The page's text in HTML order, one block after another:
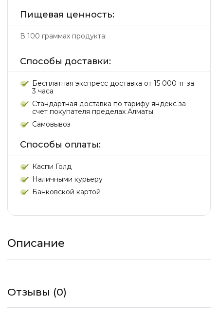
Пищевая ценность:
В 100 граммах продукта:
Способы доставки:
Бесплатная экспресс доставка от 15 000 тг за
3 часа
Стандартная доставка по тарифу яндекс за
счет покупателя пределах Алматы
Самовывоз
Способы оплаты:
Каспи Голд
Наличными курьеру
Банковской картой
Описание
Отзывы (0)